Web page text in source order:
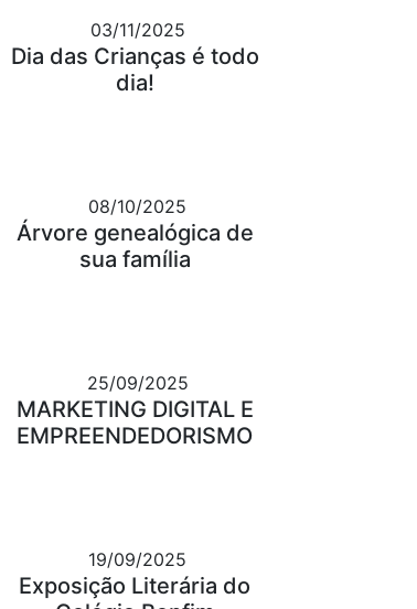
03/11/2025
Dia das Crianças é todo
dia!
08/10/2025
Árvore genealógica de
sua família
25/09/2025
MARKETING DIGITAL E
EMPREENDEDORISMO
19/09/2025
Exposição Literária do